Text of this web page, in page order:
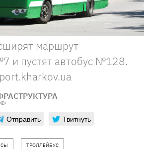
маршрут
и пустят автобус №128.
Отправить Твитнуть
ТРОЛЛЕЙБУС